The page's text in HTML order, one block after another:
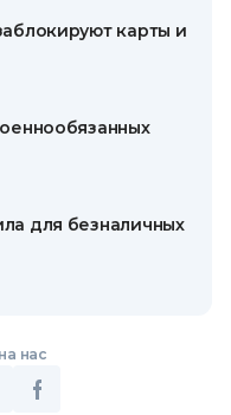
карты и
для безналичных
нас